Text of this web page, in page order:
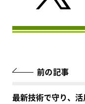
前の記事
最新技術で守り、活